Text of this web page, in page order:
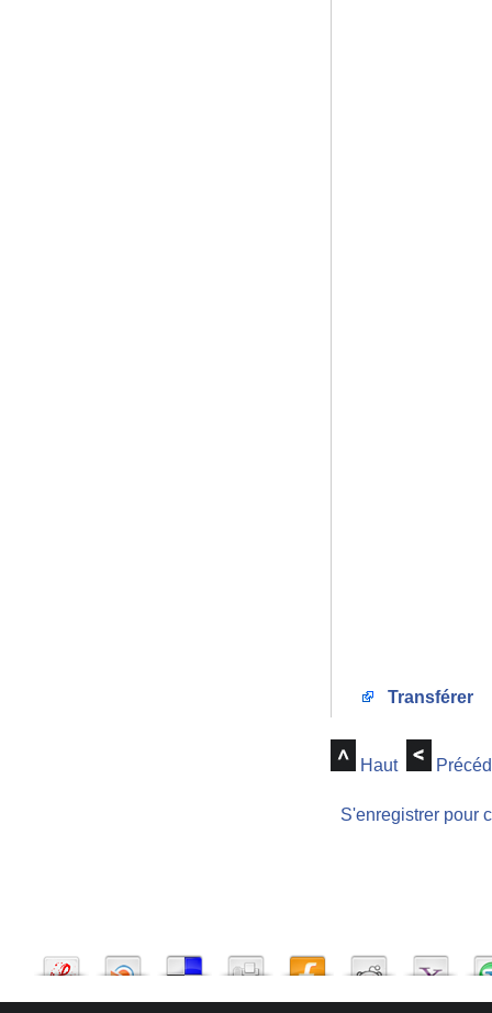
Transférer
Haut
S'enregistrer pour